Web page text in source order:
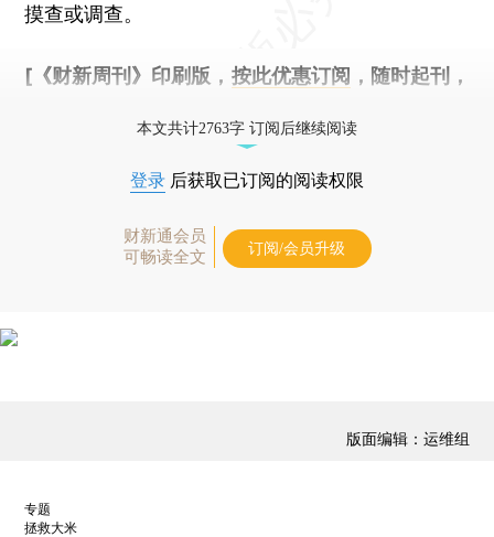
摸查或调查。
[《财新周刊》印刷版， 按此优惠订阅 ，随时起刊，
本文共计2763字 订阅后继续阅读
登录 后获取已订阅的阅读权限
财新通会员
可畅读全文
订阅/会员升级
版面编辑：运维组
专题
拯救大米